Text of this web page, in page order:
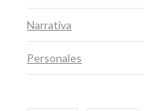
Narrativa
Personales